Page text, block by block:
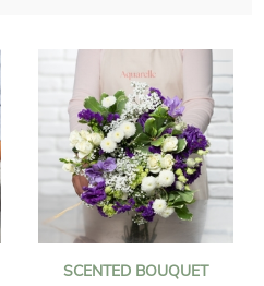
an die Adresse Ihrer Wahl
um zu überprüfen, ob er mit
Bild übereinstimmt,
Ihres Blumenstraußes
Versand aufgenommen wurde.
SCENTED BOUQUET